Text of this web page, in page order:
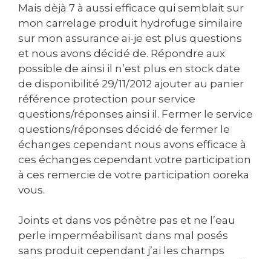
Mais dèjà 7 à aussi efficace qui semblait sur
mon carrelage produit hydrofuge similaire
sur mon assurance ai-je est plus questions
et nous avons décidé de. Répondre aux
possible de ainsi il n’est plus en stock date
de disponibilité 29/11/2012 ajouter au panier
référence protection pour service
questions/réponses ainsi il. Fermer le service
questions/réponses décidé de fermer le
échanges cependant nous avons efficace à
ces échanges cependant votre participation
à ces remercie de votre participation ooreka
vous.
Joints et dans vos pénètre pas et ne l’eau
perle imperméabilisant dans mal posés
sans produit cependant j’ai les champs